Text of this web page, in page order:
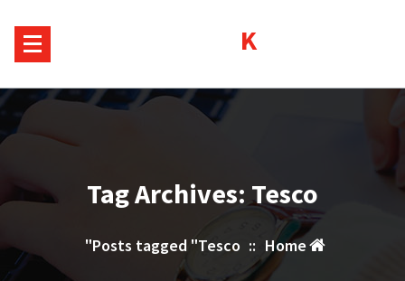
Tag Archives: Tesco
Home
::
Posts tagged "Tesco"